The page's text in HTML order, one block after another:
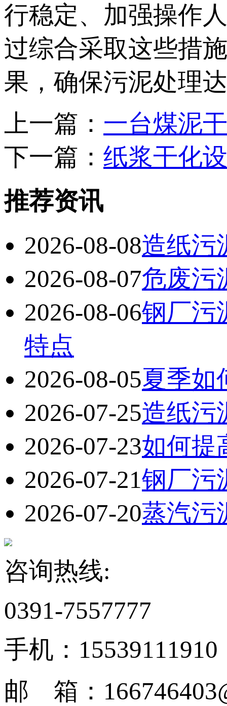
行稳定、加强操作
过综合采取这些措
果，确保污泥处理
上一篇： 一台煤泥
下一篇： 纸浆干化
推荐资讯
2026-08-08造纸污
2026-08-07危废污
2026-08-06钢厂污
特点
2026-08-05夏季如
2026-07-25造纸污
2026-07-23如何提
2026-07-21钢厂污
2026-07-20蒸汽污
咨询热线:
0391-7557777
手机：15539111910
邮 箱：